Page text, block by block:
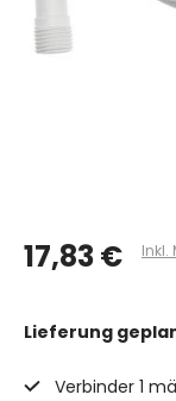
17,83 € Inkl.
Lieferung
Verbinder 1